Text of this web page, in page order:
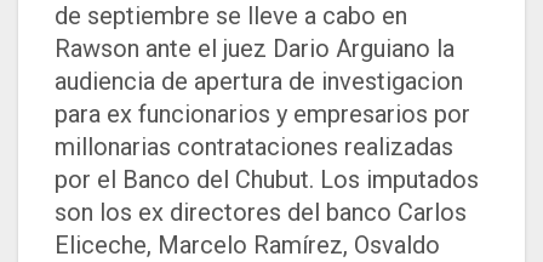
de septiembre se lleve a cabo en
Rawson ante el juez Dario Arguiano la
audiencia de apertura de investigacion
para ex funcionarios y empresarios por
millonarias contrataciones realizadas
por el Banco del Chubut. Los imputados
son los ex directores del banco Carlos
Eliceche, Marcelo Ramírez, Osvaldo